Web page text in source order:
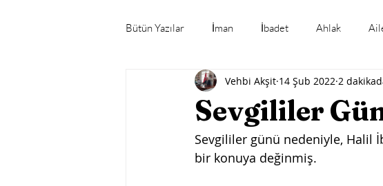
Bütün Yazılar İman İbadet Ahlak
Mübarek Gün ve Geceler Önemli Gün ve
Gündeme Dair
Sevgililer
Vehbi Akşit 14 Şub 2022 2
Sevgililer günü nedeniyle, Halil
bir konuya değinmiş.